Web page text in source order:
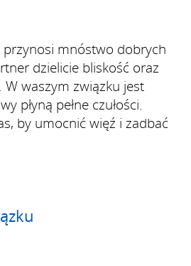
przynosi mnóstwo dobrych
dzielicie bliskość oraz
W waszym związku jest
płyną pełne czułości.
by umocnić więź i zadbać